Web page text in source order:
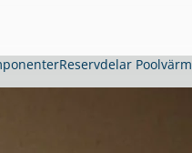
Reservdelar